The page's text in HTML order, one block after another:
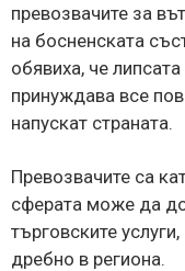
превозвачите за
на босненската
обявиха, че
принуждава все
напускат страната.
Превозвачите са
сферата може да
търговските
дребно в региона.